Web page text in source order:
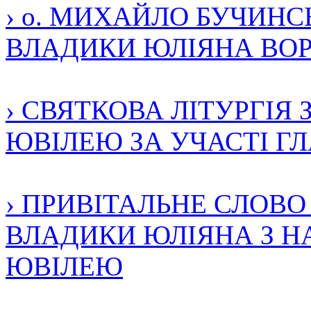
› о. МИХАЙЛО
ВЛАДИКИ ЮЛІЯНА
› СВЯТКОВА ЛІТУРГІЯ
ЮВІЛЕЮ ЗА УЧАСТІ
› ПРИВІТАЛЬНЕ
ВЛАДИКИ ЮЛІЯНА З
ЮВІЛЕЮ